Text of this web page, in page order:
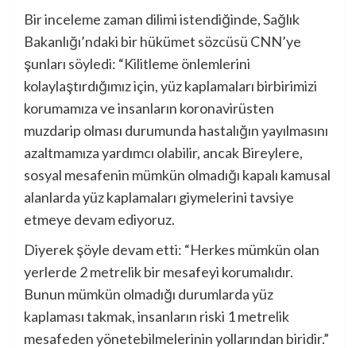
Bir inceleme zaman dilimi istendiğinde, Sağlık
Bakanlığı’ndaki bir hükümet sözcüsü CNN’ye
şunları söyledi: “Kilitleme önlemlerini
kolaylaştırdığımız için, yüz kaplamaları birbirimizi
korumamıza ve insanların koronavirüsten
muzdarip olması durumunda hastalığın yayılmasını
azaltmamıza yardımcı olabilir, ancak Bireylere,
sosyal mesafenin mümkün olmadığı kapalı kamusal
alanlarda yüz kaplamaları giymelerini tavsiye
etmeye devam ediyoruz.
Diyerek şöyle devam etti: “Herkes mümkün olan
yerlerde 2 metrelik bir mesafeyi korumalıdır.
Bunun mümkün olmadığı durumlarda yüz
kaplaması takmak, insanların riski 1 metrelik
mesafeden yönetebilmelerinin yollarından biridir.”